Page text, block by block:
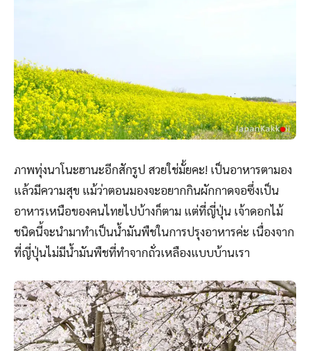
ภาพทุ่งนาโนะฮานะอีกสักรูป สวยใช่มั้ยคะ! เป็นอาหารตามอง
แล้วมีความสุข แม้ว่าตอนมองจะอยากกินผักกาดจอซึ่งเป็น
อาหารเหนือของคนไทยไปบ้างก็ตาม แต่ที่ญี่ปุ่น เจ้าดอกไม้
ชนิดนี้จะนำมาทำเป็นน้ำมันพืชในการปรุงอาหารค่ะ เนื่องจาก
ที่ญี่ปุ่นไม่มีน้ำมันพืชที่ทำจากถั่วเหลืองแบบบ้านเรา